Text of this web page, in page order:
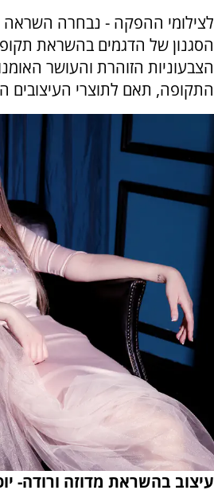
לצילומי ההפקה - נבחרה
הסגנון של הדגמים בהשראת
הצבעוניות הזוהרת והעושר
התקופה, תאם לתוצרי העיצובים
עיצוב בהשראת מדוזה ורודה-